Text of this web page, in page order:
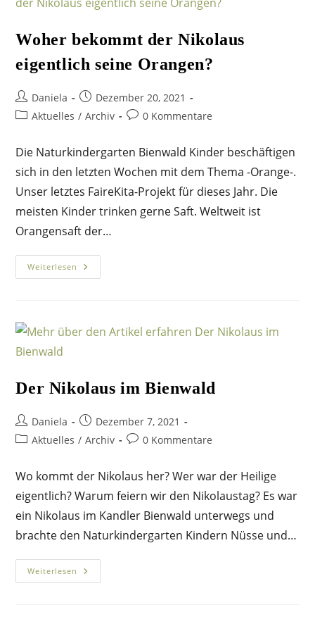
Woher bekommt der Nikolaus
eigentlich seine Orangen?
Beitrags-
Autor:
Daniela
Beitrag
veröffentlicht:
Dezember 20, 2021
Beitrags-
Aktuelles / Archiv
Beitrags-
0 Kommentare
Die Naturkindergarten Bienwald Kinder beschäftigen
sich in den letzten Wochen mit dem Thema -Orange-.
Unser letztes FaireKita-Projekt für dieses Jahr. Die
meisten Kinder trinken gerne Saft. Weltweit ist
Orangensaft der…
Weiterlesen Woher
Bekommt
Orangen?
Der Nikolaus im Bienwald
Beitrags-
Autor:
Daniela
Beitrag
veröffentlicht:
Dezember 7, 2021
Beitrags-
Aktuelles / Archiv
Beitrags-
0 Kommentare
Wo kommt der Nikolaus her? Wer war der Heilige
eigentlich? Warum feiern wir den Nikolaustag? Es war
ein Nikolaus im Kandler Bienwald unterwegs und
brachte den Naturkindergarten Kindern Nüsse und…
Weiterlesen Der
Nikolaus